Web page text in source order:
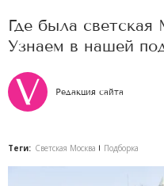
Где была
Узнаем в нашей
Редакция сайта
Теги: Светская Москва Подборка